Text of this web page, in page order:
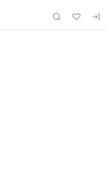
сайту
импорта